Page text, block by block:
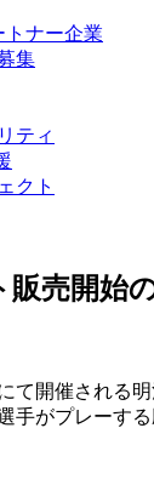
トナー企業
集
ティ
クト
売開始
て開催される
手がプレーす